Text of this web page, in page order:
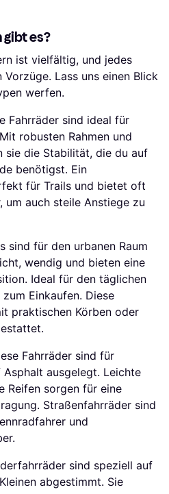
gibt es?
ist vielfältig, und jedes
Lass uns einen Blick
werfen.
Fahrräder sind ideal für
robusten Rahmen und
sie die Stabilität, die du auf
benötigst. Ein
für Trails und bietet oft
um auch steile Anstiege zu
sind für den urbanen Raum
wendig und bieten eine
Ideal für den täglichen
Einkaufen. Diese
praktischen Körben oder
Fahrräder sind für
ausgelegt. Leichte
Reifen sorgen für eine
Straßenfahrräder sind
und
sind speziell auf
abgestimmt. Sie